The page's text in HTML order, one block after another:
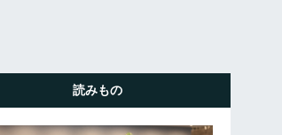
読みもの